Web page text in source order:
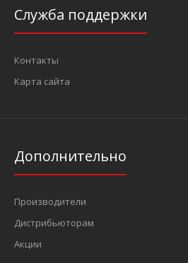
Служба поддержки
Контакты
Карта сайта
Дополнительно
Производители
Дистрибьюторам
Акции